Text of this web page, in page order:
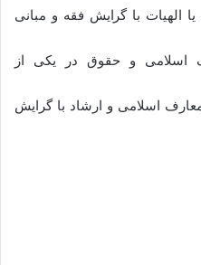
الهیات با گرایش فقه و مبانی
اسلامی و حقوق در یکی از
اسلامی و ارشاد با گرایش